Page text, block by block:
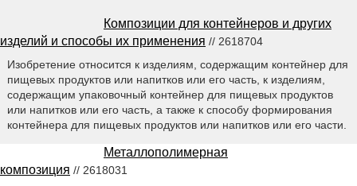
Композиции для контейнеров и других
изделий и способы их применения // 2618704
Изобретение относится к изделиям, содержащим контейнер для
пищевых продуктов или напитков или его часть, к изделиям,
содержащим упаковочный контейнер для пищевых продуктов
или напитков или его часть, а также к способу формирования
контейнера для пищевых продуктов или напитков или его части.
Металлополимерная
композиция // 2618031